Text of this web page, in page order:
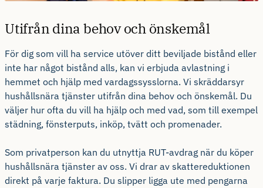
Utifrån dina behov och önskemål
För dig som vill ha service utöver ditt beviljade bistånd eller
inte har något bistånd alls, kan vi erbjuda avlastning i
hemmet och hjälp med vardagssysslorna. Vi skräddarsyr
hushållsnära tjänster utifrån dina behov och önskemål. Du
väljer hur ofta du vill ha hjälp och med vad, som till exempel
städning, fönsterputs, inköp, tvätt och promenader.
Som privatperson kan du utnyttja RUT-avdrag när du köper
hushållsnära tjänster av oss. Vi drar av skattereduktionen
direkt på varje faktura. Du slipper ligga ute med pengarna